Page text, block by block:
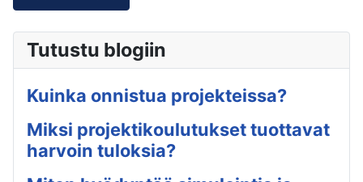
Tutustu blogiin
Kuinka onnistua projekteissa?
Miksi projektikoulutukset tuottavat
harvoin tuloksia?